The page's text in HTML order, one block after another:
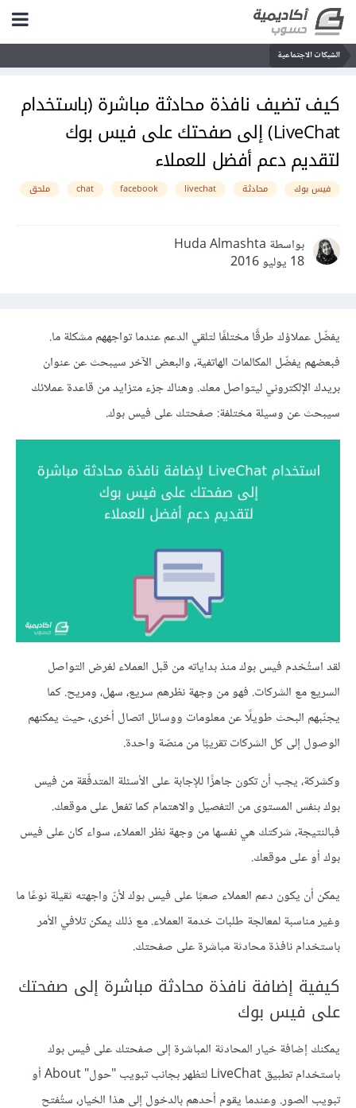
الشبكات الاجتماعية
كيف تضيف نافذة محادثة مباشرة (باستخدام
LiveChat) إلى صفحتك على فيس بوك
لتقديم دعم أفضل للعملاء
فيس بوك محادثة livechat
facebook
chat ملحق
بواسطة Huda Almashta
18 يوليو 2016
يفضّل عملاؤك طرقًا مختلفًا لتلقي الدعم عندما تواجههم مشكلة ما.
فبعضهم يفضّل المكالمات الهاتفية، والبعض الآخر سيبحث عن عنوان
بريدك الإلكتروني ليتواصل معك. وهناك جزء متزايد من قاعدة عملائك
سيبحث عن وسيلة مختلفة: صفحتك على فيس بوك.
لقد استُخدم فيس بوك منذ بداياته من قبل العملاء لغرض التواصل
السريع مع الشركات. فهو من وجهة نظرهم سريع، سهل، ومريح. كما
يجنّبهم البحث طويلًا عن معلومات ووسائل اتصال أخرى، حيث يمكنهم
الوصول إلى كل الشركات تقريبًا من منصّة واحدة.
وكشركة، يجب أن تكون جاهزًا للإجابة على الأسئلة المتدفّقة من فيس
بوك بنفس المستوى من التفصيل والاهتمام كما تفعل على موقعك.
فبالنتيجة، شركتك هي نفسها من وجهة نظر العملاء، سواء كان على فيس
بوك أو على موقعك.
يمكن أن يكون دعم العملاء صعبًا على فيس بوك لأنّ واجهته ثقيلة نوعًا ما
وغير مناسبة لمعالجة طلبات خدمة العملاء. مع ذلك يمكن تلافي الأمر
باستخدام نافذة محادثة مباشرة على صفحتك.
كيفية إضافة نافذة محادثة مباشرة إلى صفحتك
على فيس بوك
يمكنك إضافة خيار المحادثة المباشرة إلى صفحتك على فيس بوك
باستخدام تطبيق LiveChat لتظهر بجانب تبويب "حول" About أو
تبويب الصور. وعندما يقوم أحدهم بالدخول إلى هذا الخيار، ستُفتح